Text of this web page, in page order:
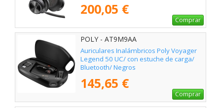
200,05 €
Comprar
POLY - AT9M9AA
Auriculares Inalámbricos Poly Voyager
Legend 50 UC/ con estuche de carga/
Bluetooth/ Negros
145,65 €
Comprar